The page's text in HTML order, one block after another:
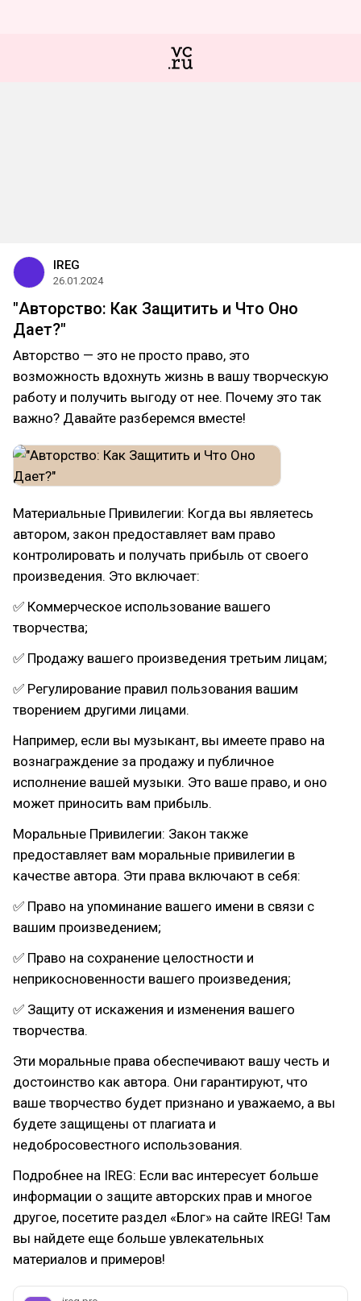
IREG
26.01.2024
"Авторство: Как Защитить и Что Оно
Дает?"
Авторство — это не просто право, это
возможность вдохнуть жизнь в вашу творческую
работу и получить выгоду от нее. Почему это так
важно? Давайте разберемся вместе!
Материальные Привилегии: Когда вы являетесь
автором, закон предоставляет вам право
контролировать и получать прибыль от своего
произведения. Это включает:
✅ Коммерческое использование вашего
творчества;
✅ Продажу вашего произведения третьим лицам;
✅ Регулирование правил пользования вашим
творением другими лицами.
Например, если вы музыкант, вы имеете право на
вознаграждение за продажу и публичное
исполнение вашей музыки. Это ваше право, и оно
может приносить вам прибыль.
Моральные Привилегии: Закон также
предоставляет вам моральные привилегии в
качестве автора. Эти права включают в себя:
✅ Право на упоминание вашего имени в связи с
вашим произведением;
✅ Право на сохранение целостности и
неприкосновенности вашего произведения;
✅ Защиту от искажения и изменения вашего
творчества.
Эти моральные права обеспечивают вашу честь и
достоинство как автора. Они гарантируют, что
ваше творчество будет признано и уважаемо, а вы
будете защищены от плагиата и
недобросовестного использования.
Подробнее на IREG: Если вас интересует больше
информации о защите авторских прав и многое
другое, посетите раздел «Блог» на сайте IREG! Там
вы найдете еще больше увлекательных
материалов и примеров!